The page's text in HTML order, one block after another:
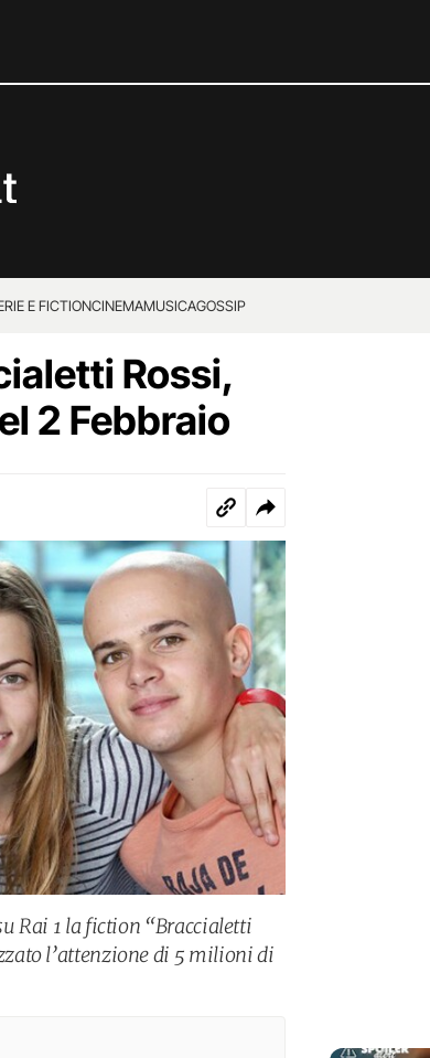
E FICTIONCINEMAMUSICAGOSSIP
Rossi,
2 Febbraio
Rai 1 la fiction “Braccialetti
l’attenzione di 5 milioni di